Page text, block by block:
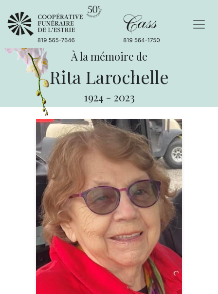
À la mémoire de
Rita Larochelle
1924 - 2023